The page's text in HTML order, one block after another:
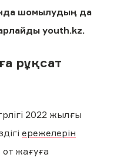
шомылудың да
youth.kz.
рұқсат
2022 жылғы
ережелерін
жағуға